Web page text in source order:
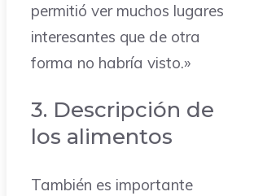
permitió ver muchos lugares
interesantes que de otra
forma no habría visto.»
3. Descripción de
los alimentos
También es importante